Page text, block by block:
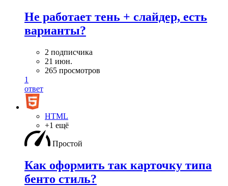
Не работает тень + слайдер, есть
варианты?
2 подписчика
21 июн.
265 просмотров
1
ответ
HTML
+1 ещё
Простой
Как оформить так карточку типа
бенто стиль?